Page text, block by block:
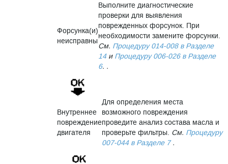
Форсунка(и)
неисправны
Выполните диагностические
проверки для выявления
поврежденных форсунок. При
необходимости замените форсунки.
См. Процедуру 014-008 в Разделе
14и Процедуру 006-026 в Разделе
6. .
Внутреннее
повреждение
двигателя
Для определения места
возможного повреждения
проведите анализ состава масла и
проверьте фильтры. См. Процедуру
007-044 в Разделе 7.